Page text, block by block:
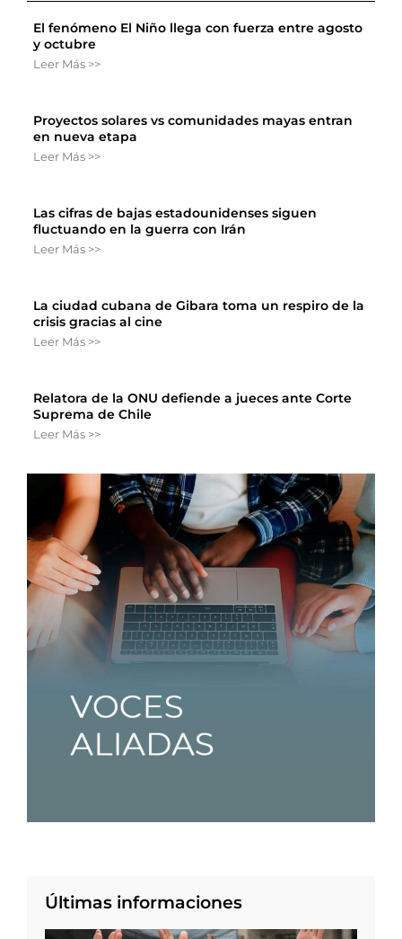
El fenómeno El Niño llega con fuerza entre agosto
y octubre
Leer Más >>
Proyectos solares vs comunidades mayas entran
en nueva etapa
Leer Más >>
Las cifras de bajas estadounidenses siguen
fluctuando en la guerra con Irán
Leer Más >>
La ciudad cubana de Gibara toma un respiro de la
crisis gracias al cine
Leer Más >>
Relatora de la ONU defiende a jueces ante Corte
Suprema de Chile
Leer Más >>
Últimas informaciones